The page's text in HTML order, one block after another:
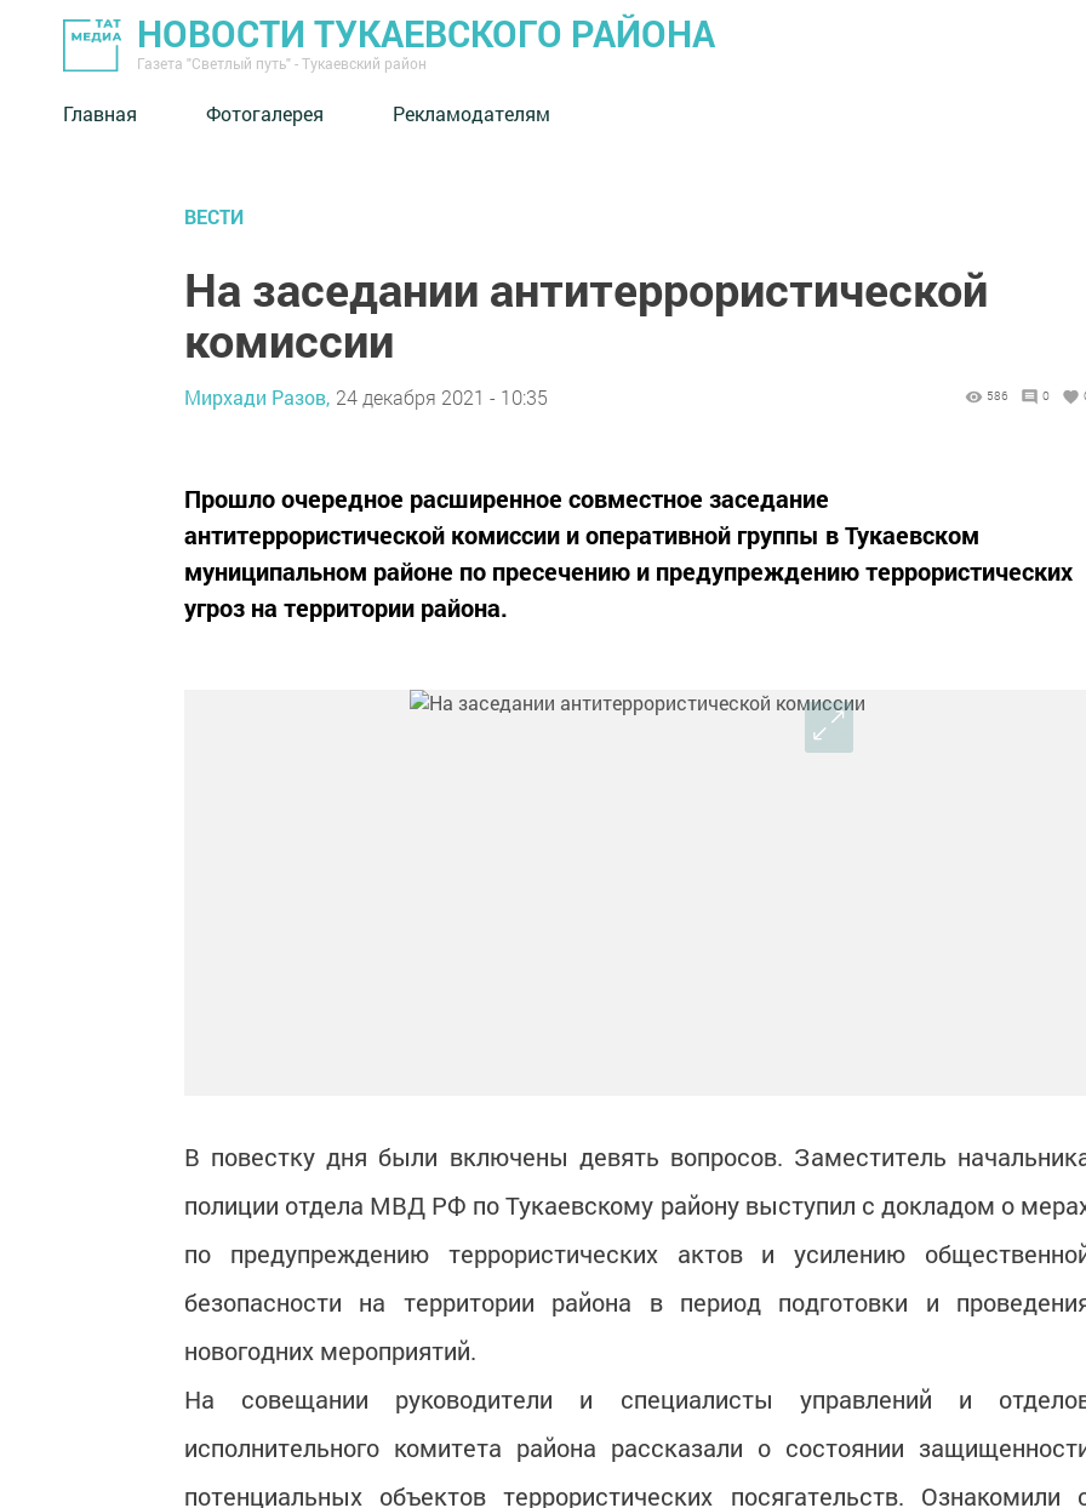
НОВОСТИ ТУКАЕВСКОГО РАЙОНА
Газета "Светлый путь" - Тукаевский район
Главная Фотогалерея Рекламодателям
ВЕСТИ
На заседании антитеррористической
комиссии
Мирхади Разов, 24 декабря 2021 - 10:35 586 0
Прошло очередное расширенное совместное заседание
антитеррористической комиссии и оперативной группы в Тукаевском
муниципальном районе по пресечению и предупреждению террористических
угроз на территории района.
В повестку дня были включены девять вопросов. Заместитель
полиции отдела МВД РФ по Тукаевскому району выступил с докладом о
по предупреждению террористических актов и усилению
безопасности на территории района в период подготовки и
новогодних мероприятий.
На совещании руководители и специалисты управлений и
исполнительного комитета района рассказали о состоянии
потенциальных объектов террористических посягательств. Ознакомили